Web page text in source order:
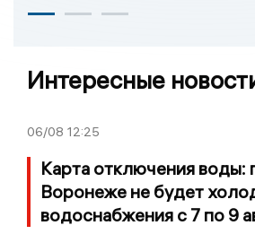
Интересные
06/08 12:25
Карта отключения воды:
Воронеже не будет
водоснабжения с 7 по 9